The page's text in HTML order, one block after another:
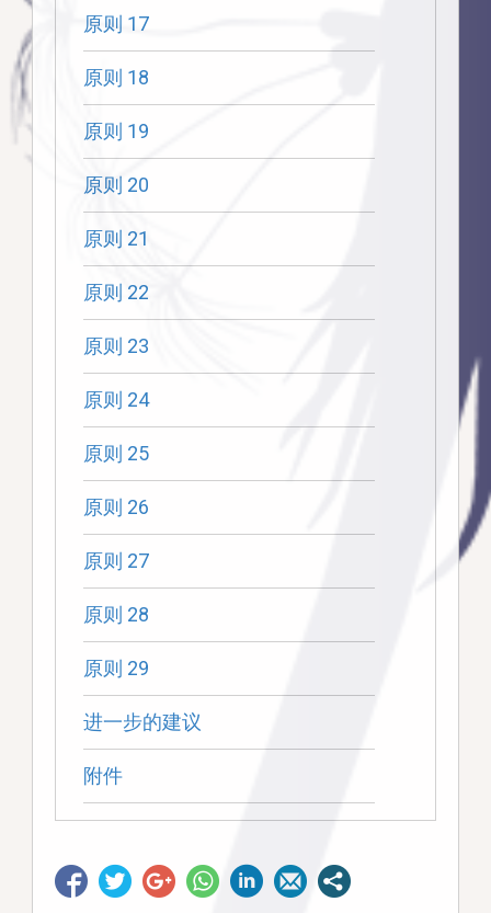
原则 17
原则 18
原则 19
原则 20
原则 21
原则 22
原则 23
原则 24
原则 25
原则 26
原则 27
原则 28
原则 29
进一步的建议
附件